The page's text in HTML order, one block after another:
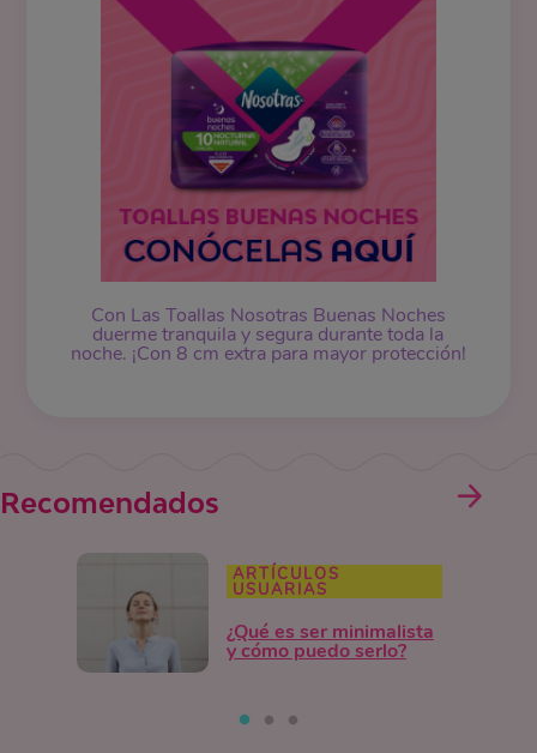
Con Las Toallas Nosotras Buenas Noches
duerme tranquila y segura durante toda la
noche. ¡Con 8 cm extra para mayor protección!
Recomendados
ARTÍCULOS
USUARIAS
¿Qué es ser minimalista
y cómo puedo serlo?